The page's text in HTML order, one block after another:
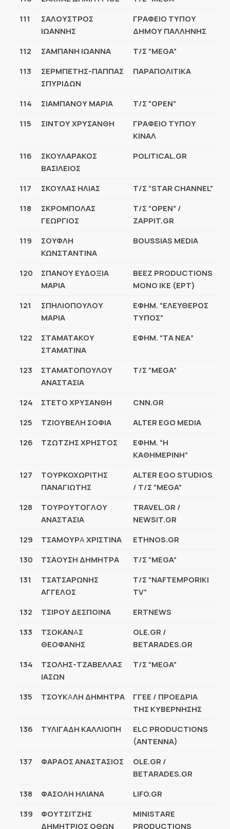
111
ΣΑΛΟΥΣΤΡΟΣ
ΙΩΑΝΝΗΣ
ΓΡΑΦΕΙΟ ΤΥΠΟΥ
ΔΗΜΟΥ ΠΑΛΛΗΝΗΣ
112
ΣΑΜΠΑΝΗ ΙΩΑΝΝΑ
Τ/Σ “MEGA”
113
ΣΕΡΜΠΕΤΗΣ-ΠΑΠΠΑΣ
ΣΠΥΡΙΔΩΝ
ΠΑΡΑΠΟΛΙΤΙΚΑ
114 ΣΙΑΜΠΑΝΟΥ ΜΑΡΙΑ
Τ/Σ “OPEN”
115
ΣΙΝΤΟΥ ΧΡΥΣΑΝΘΗ
ΓΡΑΦΕΙΟ ΤΥΠΟΥ
ΚΙΝΑΛ
116
ΣΚΟΥΛΑΡΑΚΟΣ
ΒΑΣΙΛΕΙΟΣ
POLITICAL.GR
117 ΣΚΟΥΛΑΣ ΗΛΙΑΣ
Τ/Σ “STAR CHANNEL”
118
ΣΚΡΟΜΠΟΛΑΣ
ΓΕΩΡΓΙΟΣ
Τ/Σ “OPEN” /
ZAPPIT.GR
119
ΣΟΥΦΛΗ
ΚΩΝΣΤΑΝΤΙΝΑ
BOUSSIAS MEDIA
120
ΣΠΑΝΟΥ ΕΥΔΟΞΙΑ
ΜΑΡΙΑ
BEEZ PRODUCTIONS
ΜΟΝΟ ΙΚΕ (ΕΡΤ)
121
ΣΠΗΛΙΟΠΟΥΛΟΥ
ΜΑΡΙΑ
ΕΦΗΜ. “ΕΛΕΥΘΕΡΟΣ
ΤΥΠΟΣ”
122
ΣΤΑΜΑΤΑΚΟΥ
ΣΤΑΜΑΤΙΝΑ
ΕΦΗΜ. “ΤΑ ΝΕΑ”
123
ΣΤΑΜΑΤΟΠΟΥΛΟΥ
ΑΝΑΣΤΑΣΙΑ
Τ/Σ “MEGA”
124 ΣΤΕΤΟ ΧΡΥΣΑΝΘΗ
CNN.GR
125
ΤΖΙΟΥΒΕΛΗ ΣΟΦΙΑ
ALTER EGO MEDIA
126
ΤΖΩΤΖΗΣ ΧΡΗΣΤΟΣ
ΕΦΗΜ. “H
ΚΑΘΗΜΕΡΙΝΗ”
127
ΤΟΥΡΚΟΧΩΡΙΤΗΣ
ΠΑΝΑΓΙΩΤΗΣ
ALTER EGO STUDIOS
/ Τ/Σ “MEGA”
128
ΤΟΥΡΟΥΤΟΓΛΟΥ
ΑΝΑΣΤΑΣΙΑ
TRAVEL.GR /
NEWSIT.GR
129
ΤΣΑΜΟΥΡΑΧΡΙΣΤΙΝΑ
ETHNOS.GR
130
ΤΣΑΟΥΣΗ ΔΗΜΗΤΡΑ
Τ/Σ “MEGA”
131
ΤΣΑΤΣΑΡΩΝΗΣ
ΑΓΓΕΛΟΣ
Τ/Σ “NAFTEMPORIKI
TV”
132
ΤΣΙΡΟΥ ΔΕΣΠΟΙΝΑ
ERTNEWS
133
ΤΣΟΚΑΝΑΣ
ΘΕΟΦΑΝΗΣ
OLE.GR /
BETARADES.GR
134
ΤΣΟΛΗΣ-ΤΖΑΒΕΛΛΑΣ
ΙΑΣΩΝ
Τ/Σ “MEGA”
135 ΤΣΟΥΚΑΛΗ ΔΗΜΗΤΡΑ
ΓΓΕΕ / ΠΡΟΕΔΡΙΑ
ΤΗΣ ΚΥΒΕΡΝΗΣΗΣ
136
ΤΥΛΙΓΑΔΗ ΚΑΛΛΙΟΠΗ
ELC PRODUCTIONS
(ANTENNA)
137
ΦΑΡΑΟΣ ΑΝΑΣΤΑΣΙΟΣ
OLE.GR /
BETARADES.GR
138
ΦΑΣΟΛΗ ΗΛΙΑΝΑ
LIFO.GR
139
ΦΟΥΤΣΙΤΖΗΣ
ΔΗΜΗΤΡΙΟΣ ΟΘΩΝ
MINISTARE
PRODUCTIONS